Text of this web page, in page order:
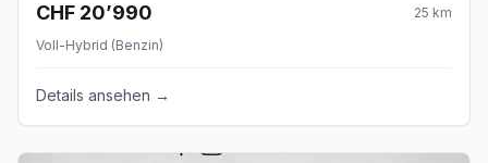
CHF 20’990 25 km
Voll-Hybrid (Benzin)
Details ansehen →